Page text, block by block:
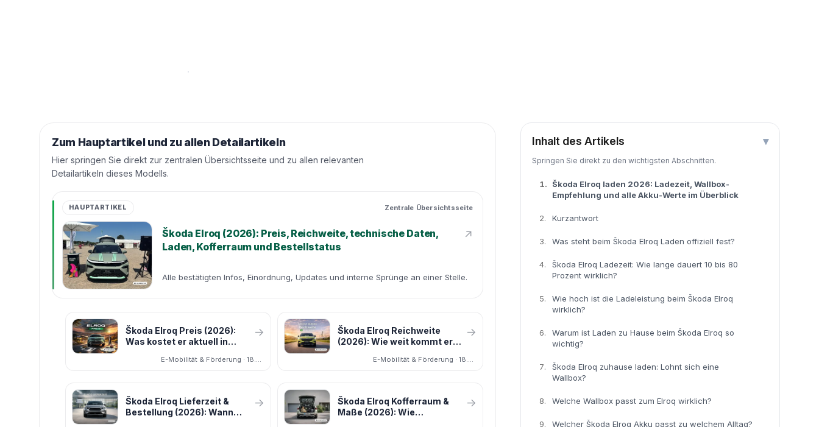
Zum Hauptartikel und zu allen Detailartikeln
Hier springen Sie direkt zur zentralen Übersichtsseite und zu allen relevanten
Detailartikeln dieses Modells.
HAUPTARTIKEL Zentrale Übersichtsseite
Škoda Elroq (2026): Preis, Reichweite, technische Daten,
Laden, Kofferraum und Bestellstatus
↗
Alle bestätigten Infos, Einordnung, Updates und interne Sprünge an einer Stelle.
Škoda Elroq Preis (2026):
Was kostet er aktuell in
Version lohnt sich?
→
Škoda Elroq Reichweite
(2026): Wie weit kommt er
lohnt sich?
→
Škoda Elroq Lieferzeit &
Bestellung (2026): Wann
→
Škoda Elroq Kofferraum &
Maße (2026): Wie
→
Inhalt des Artikels ▾
Springen Sie direkt zu den wichtigsten Abschnitten.
1.
Škoda Elroq laden 2026: Ladezeit, Wallbox-
Empfehlung und alle Akku-Werte im Überblick
2. Kurzantwort
3. Was steht beim Škoda Elroq Laden offiziell fest?
4.
Škoda Elroq Ladezeit: Wie lange dauert 10 bis 80
Prozent wirklich?
5.
Wie hoch ist die Ladeleistung beim Škoda Elroq
wirklich?
6.
Warum ist Laden zu Hause beim Škoda Elroq so
wichtig?
7.
Škoda Elroq zuhause laden: Lohnt sich eine
Wallbox?
8. Welche Wallbox passt zum Elroq wirklich?
9. Welcher Škoda Elroq Akku passt zu welchem Alltag?